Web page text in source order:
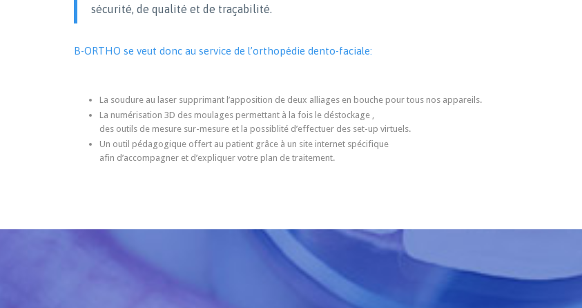
sécurité, de qualité et de traçabilité.
B-ORTHO se veut donc au service de l’orthopédie dento-faciale:
La soudure au laser supprimant l’apposition de deux alliages en bouche pour tous nos appareils.
La numérisation 3D des moulages permettant à la fois le déstockage ,
des outils de mesure sur-mesure et la possiblité d’effectuer des set-up virtuels.
Un outil pédagogique offert au patient grâce à un site internet spécifique
afin d’accompagner et d’expliquer votre plan de traitement.